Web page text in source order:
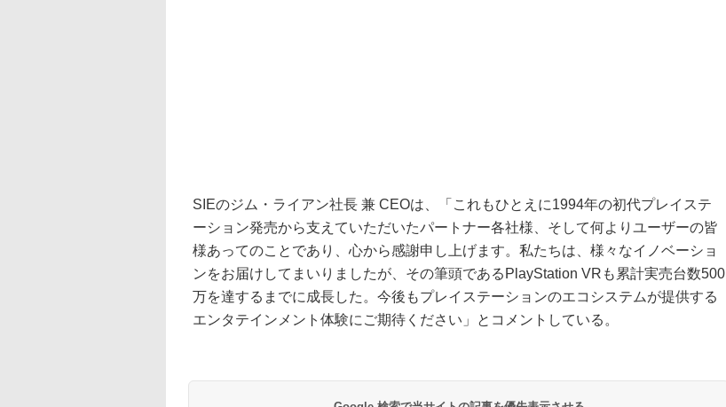
SIEのジム・ライアン社長 兼 CEOは、「これもひとえに1994年の初代プレイステ
ーション発売から支えていただいたパートナー各社様、そして何よりユーザーの皆
様あってのことであり、心から感謝申し上げます。私たちは、様々なイノベーショ
ンをお届けしてまいりましたが、その筆頭であるPlayStation VRも累計実売台数500
万を達するまでに成長した。今後もプレイステーションのエコシステムが提供する
エンタテインメント体験にご期待ください」とコメントしている。